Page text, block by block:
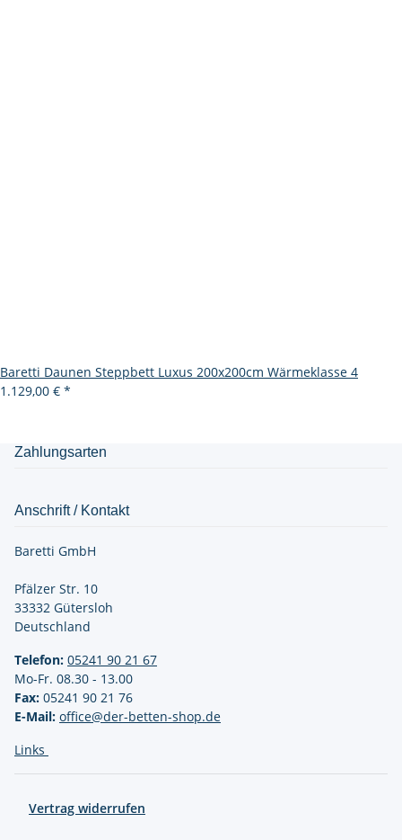
Baretti Daunen Steppbett Luxus 200x200cm Wärmeklasse 4
1.129,00 € *
Zahlungsarten
Anschrift / Kontakt
Baretti GmbH
Pfälzer Str. 10
33332 Gütersloh
Deutschland
Telefon: 05241 90 21 67
Mo-Fr. 08.30 - 13.00
Fax: 05241 90 21 76
E-Mail: office@der-betten-shop.de
Links
Vertrag widerrufen